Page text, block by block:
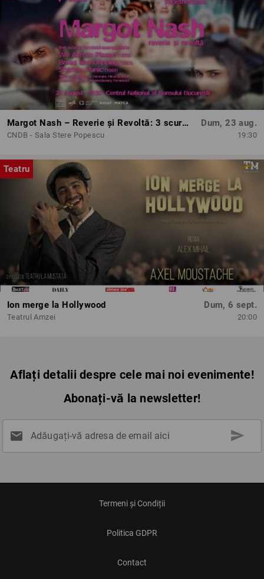
Margot Nash – Reverie și Revoltă: 3 scurtmetraje feminist-avangardiste
CNDB - Sala Stere Popescu
Dum, 23 aug.
19:30
Teatru
Ion merge la Hollywood
Teatrul Amzei
Dum, 6 sept.
20:00
Aflați detalii despre cele mai noi evenimente!
Abonați-vă la newsletter!
mail Adăugați-vă adresa de email aici send
Termeni și Condiții
Politica GDPR
Contact